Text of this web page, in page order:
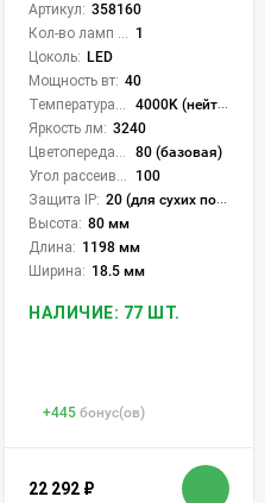
Артикул: 358160
Кол-во ламп или LED: 1
Цоколь: LED
Мощность вт: 40
Температура света:
4000K (нейтральный)
Яркость лм: 3240
Цветопередача (CRI):
80 (базовая)
Угол рассеивания света °:
100
Защита IP: 20 (для сухих пом.)
Высота: 80 мм
Длина: 1198 мм
Ширина: 18.5 мм
НАЛИЧИЕ: 77 ШТ.
+445 бонус(ов)
22 292 ₽